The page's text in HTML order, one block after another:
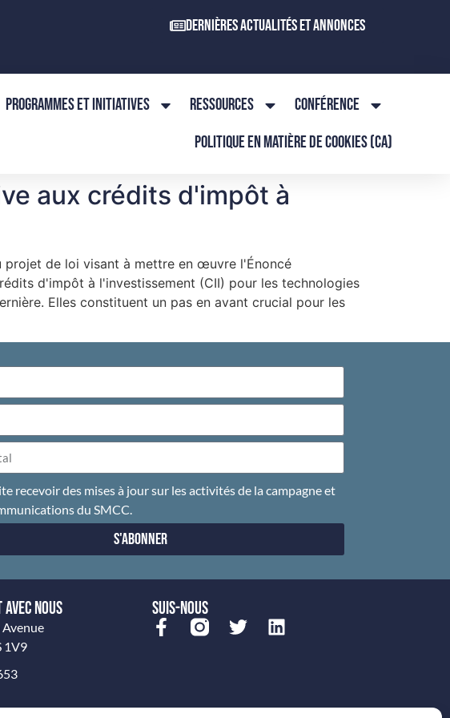
Dernières actualités et annonces
PROGRAMMES ET INITIATIVES RESSOURCES
CONFÉRENCE
POLITIQUE EN MATIÈRE DE COOKIES (CA)
aux crédits d'impôt à
projet de loi visant à mettre en œuvre l'Énoncé
d'impôt à l'investissement (CII) pour les technologies
Elles constituent un pas en avant crucial pour les
recevoir des mises à jour sur les activités de la campagne et
du SMCC.
S'abonner
AVEC NOUS
1V9
SUIS-NOUS